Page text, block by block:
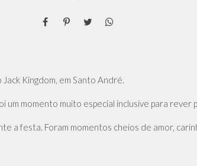
Kingdom, em Santo André.
momento muito especial inclusive para rever
a festa. Foram momentos cheios de amor,